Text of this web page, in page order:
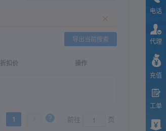
导出当前搜索
折扣价 操作
1 前往 页
电话
代理
充值
工单